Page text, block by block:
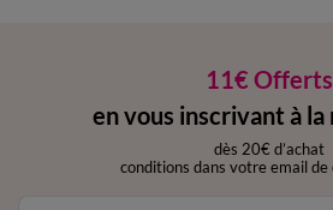
11€ Offerts
en vous inscrivant à
dès 20€ d’achat
conditions dans votre email